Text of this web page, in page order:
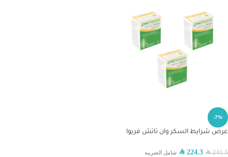
-7%
عرض شرايط السكر وان تاتش فريوا
SAR241.5
SAR 224.3 شامل الضريبه